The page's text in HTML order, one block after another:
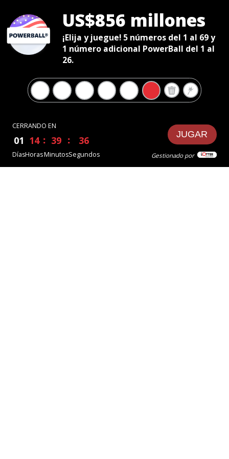
US$856 millones
¡Elija y juegue! 5 números del 1 al 69 y
1 número adicional PowerBall del 1 al
26.
CERRANDO EN
01
Días
14
Horas
39
Minutos
36
Segundos
JUGAR
Gestionado por